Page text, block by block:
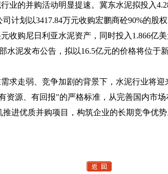
的并购活动明显提速。冀东水泥拟投入
计划以3417.84万元收购宏鹏商砼90%的股
收购尼日利亚水泥资产，同时投入1.866亿
水泥发布公告，拟以16.5亿元的价格将位于
走弱、竞争加剧的背景下，水泥行业将迎
资源、有回报"的严格标准，从完善国内市
进优质并购项目，构筑企业的长期竞争优势